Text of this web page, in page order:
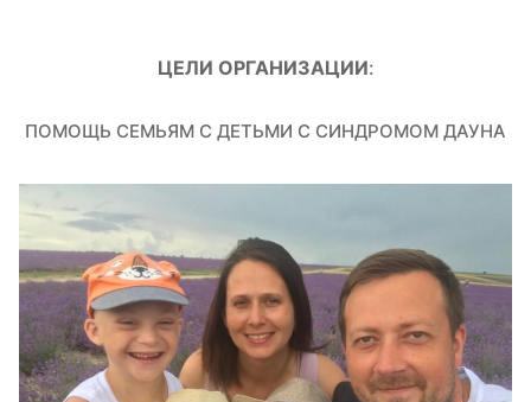
ЦЕЛИ ОРГАНИЗАЦИИ:
ПОМОЩЬ СЕМЬЯМ С ДЕТЬМИ С СИНДРОМОМ ДАУНА